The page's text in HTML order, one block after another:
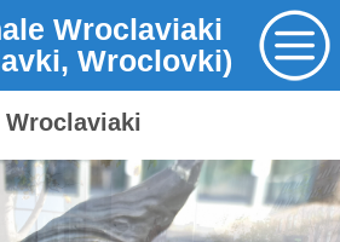
Wroclaviaki
Wroclovki)